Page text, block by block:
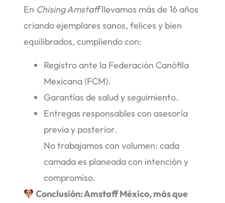
En Chising Amstaffllevamos más de 16 años
criando ejemplares sanos, felices y bien
equilibrados, cumpliendo con:
Registro ante la Federación Canófila
Mexicana (FCM).
Garantías de salud y seguimiento.
Entregas responsables con asesoría
previa y posterior.
No trabajamos con volumen: cada
camada es planeada con intención y
compromiso.
Conclusión: Amstaff México, más que